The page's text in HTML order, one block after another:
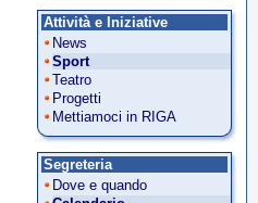
Attività e Iniziative
News
Sport
Teatro
Progetti
Mettiamoci in RIGA
Segreteria
Dove e quando